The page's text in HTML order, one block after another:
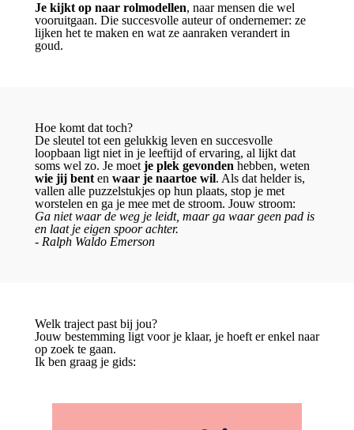
Je kijkt op naar rolmodellen, naar mensen die wel
vooruitgaan. Die succesvolle auteur of ondernemer: ze
lijken het te maken en wat ze aanraken verandert in
goud.
Hoe komt dat toch?
De sleutel tot een gelukkig leven en succesvolle
loopbaan ligt niet in je leeftijd of ervaring, al lijkt dat
soms wel zo. Je moet je plek gevonden hebben, weten
wie jij bent en waar je naartoe wil. Als dat helder is,
vallen alle puzzelstukjes op hun plaats, stop je met
worstelen en ga je mee met de stroom. Jouw stroom:
Ga niet waar de weg je leidt, maar ga waar geen pad is
en laat je eigen spoor achter.
- Ralph Waldo Emerson
Welk traject past bij jou?
Jouw bestemming ligt voor je klaar, je hoeft er enkel naar
op zoek te gaan.
Ik ben graag je gids: